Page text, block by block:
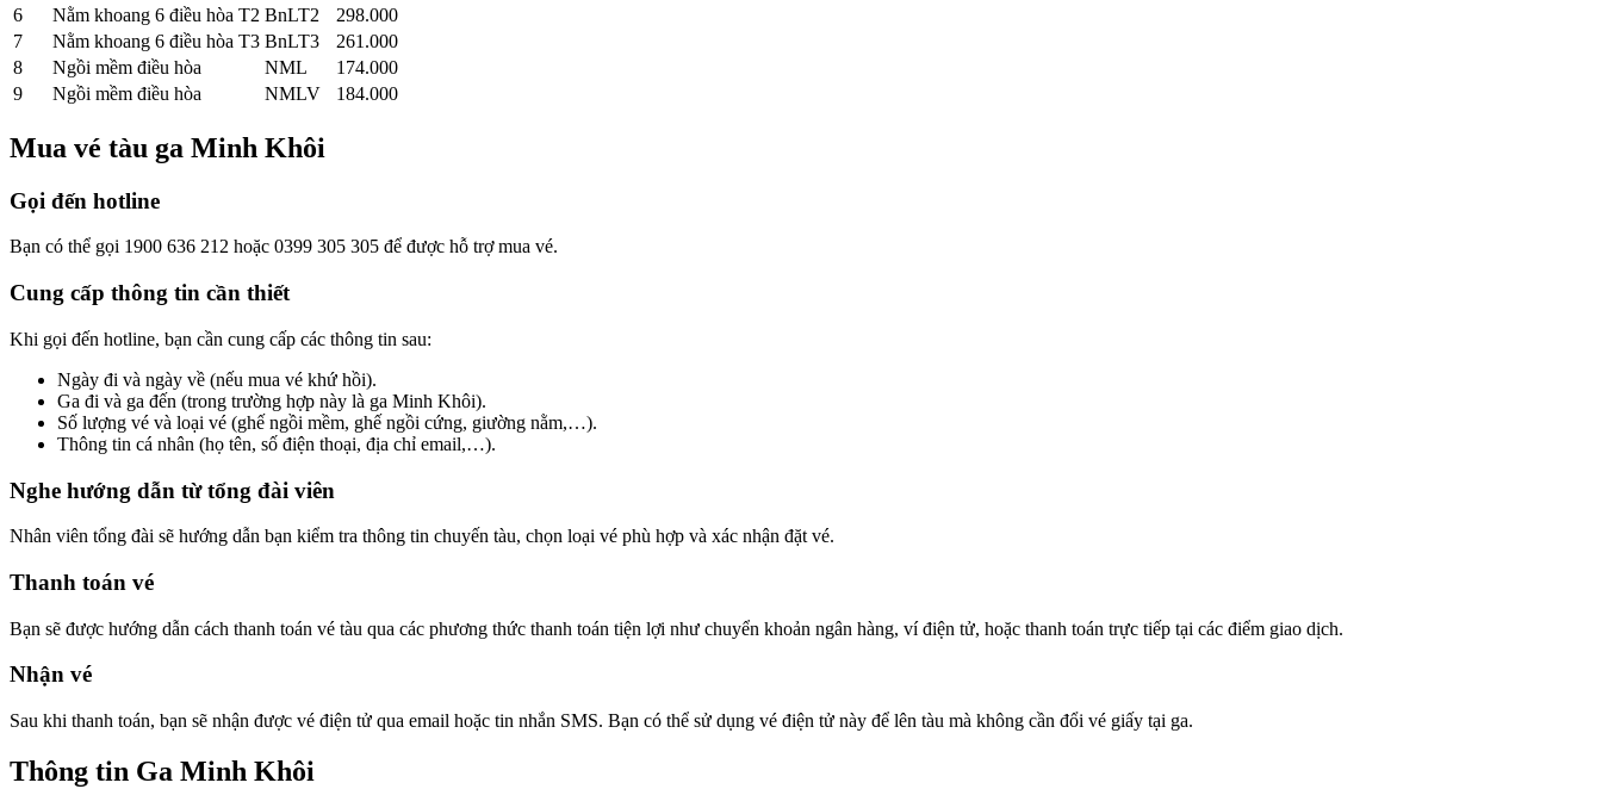
6
Nằm khoang 6 điều hòa T2 BnLT2
298.000
7
Nằm khoang 6 điều hòa T3 BnLT3
261.000
8
Ngồi mềm điều hòa NML
174.000
9
Ngồi mềm điều hòa NMLV 184.000
Mua vé tàu ga Minh Khôi
Gọi đến hotline
Bạn có thể gọi 1900 636 212 hoặc 0399 305 305 để được hỗ trợ mua vé.
Cung cấp thông tin cần thiết
Khi gọi đến hotline, bạn cần cung cấp các thông tin sau:
Ngày đi và ngày về (nếu mua vé khứ hồi).
Ga đi và ga đến (trong trường hợp này là ga Minh Khôi).
Số lượng vé và loại vé (ghế ngồi mềm, ghế ngồi cứng, giường nằm,…).
Thông tin cá nhân (họ tên, số điện thoại, địa chỉ email,…).
Nghe hướng dẫn từ tổng đài viên
Nhân viên tổng đài sẽ hướng dẫn bạn kiểm tra thông tin chuyến tàu, chọn loại vé phù hợp và xác nhận đặt vé.
Thanh toán vé
Bạn sẽ được hướng dẫn cách thanh toán vé tàu qua các phương thức thanh toán tiện lợi như chuyển khoản ngân hàng, ví điện tử, hoặc thanh toán trực tiếp tại các điểm giao dịch.
Nhận vé
Sau khi thanh toán, bạn sẽ nhận được vé điện tử qua email hoặc tin nhắn SMS. Bạn có thể sử dụng vé điện tử này để lên tàu mà không cần đổi vé giấy tại ga.
Thông tin Ga Minh Khôi